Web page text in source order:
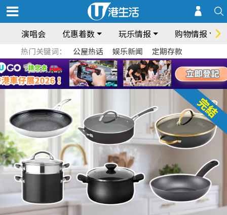
演唱会 优惠着数 玩乐情报 购物情报
热门关键词： 公屋热话 娱乐新闻 定期存款